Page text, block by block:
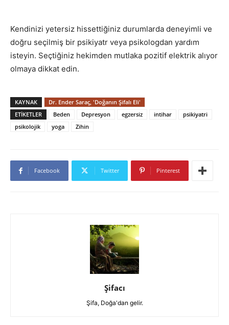
Kendinizi yetersiz hissettiğiniz durumlarda deneyimli ve
doğru seçilmiş bir psikiyatr veya psikologdan yardım
isteyin. Seçtiğiniz hekimden mutlaka pozitif elektrik alıyor
olmaya dikkat edin.
KAYNAK
Dr. Ender Saraç, 'Doğanın Şifalı Eli'
ETIKETLER
Beden Depresyon egzersiz intihar
psikiyatri
psikolojik
yoga Zihin
Facebook Twitter Pinterest
Şifacı
Şifa, Doğa'dan gelir.